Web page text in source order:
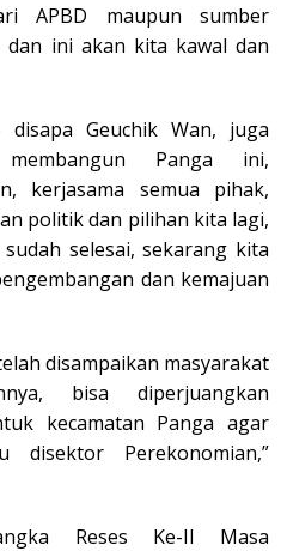
APBD maupun sumber
ini akan kita kawal dan
Geuchik Wan, juga
Panga ini,
kerjasama semua pihak,
politik dan pilihan kita lagi,
selesai, sekarang kita
dan kemajuan
disampaikan masyarakat
bisa diperjuangkan
kecamatan Panga agar
disektor Perekonomian,”
Reses Ke-II Masa